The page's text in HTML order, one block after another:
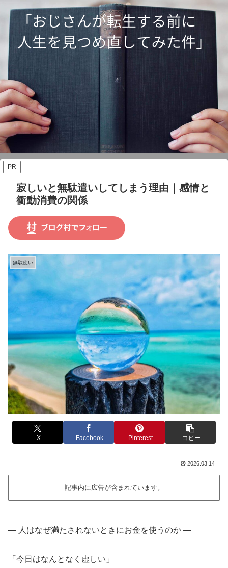
PR
寂しいと無駄遣いしてしまう理由｜感情と
衝動消費の関係
無駄使い
X Facebook Pinterest コピー
2026.03.14
記事内に広告が含まれています。
― 人はなぜ満たされないときにお金を使うのか ―
「今日はなんとなく虚しい」